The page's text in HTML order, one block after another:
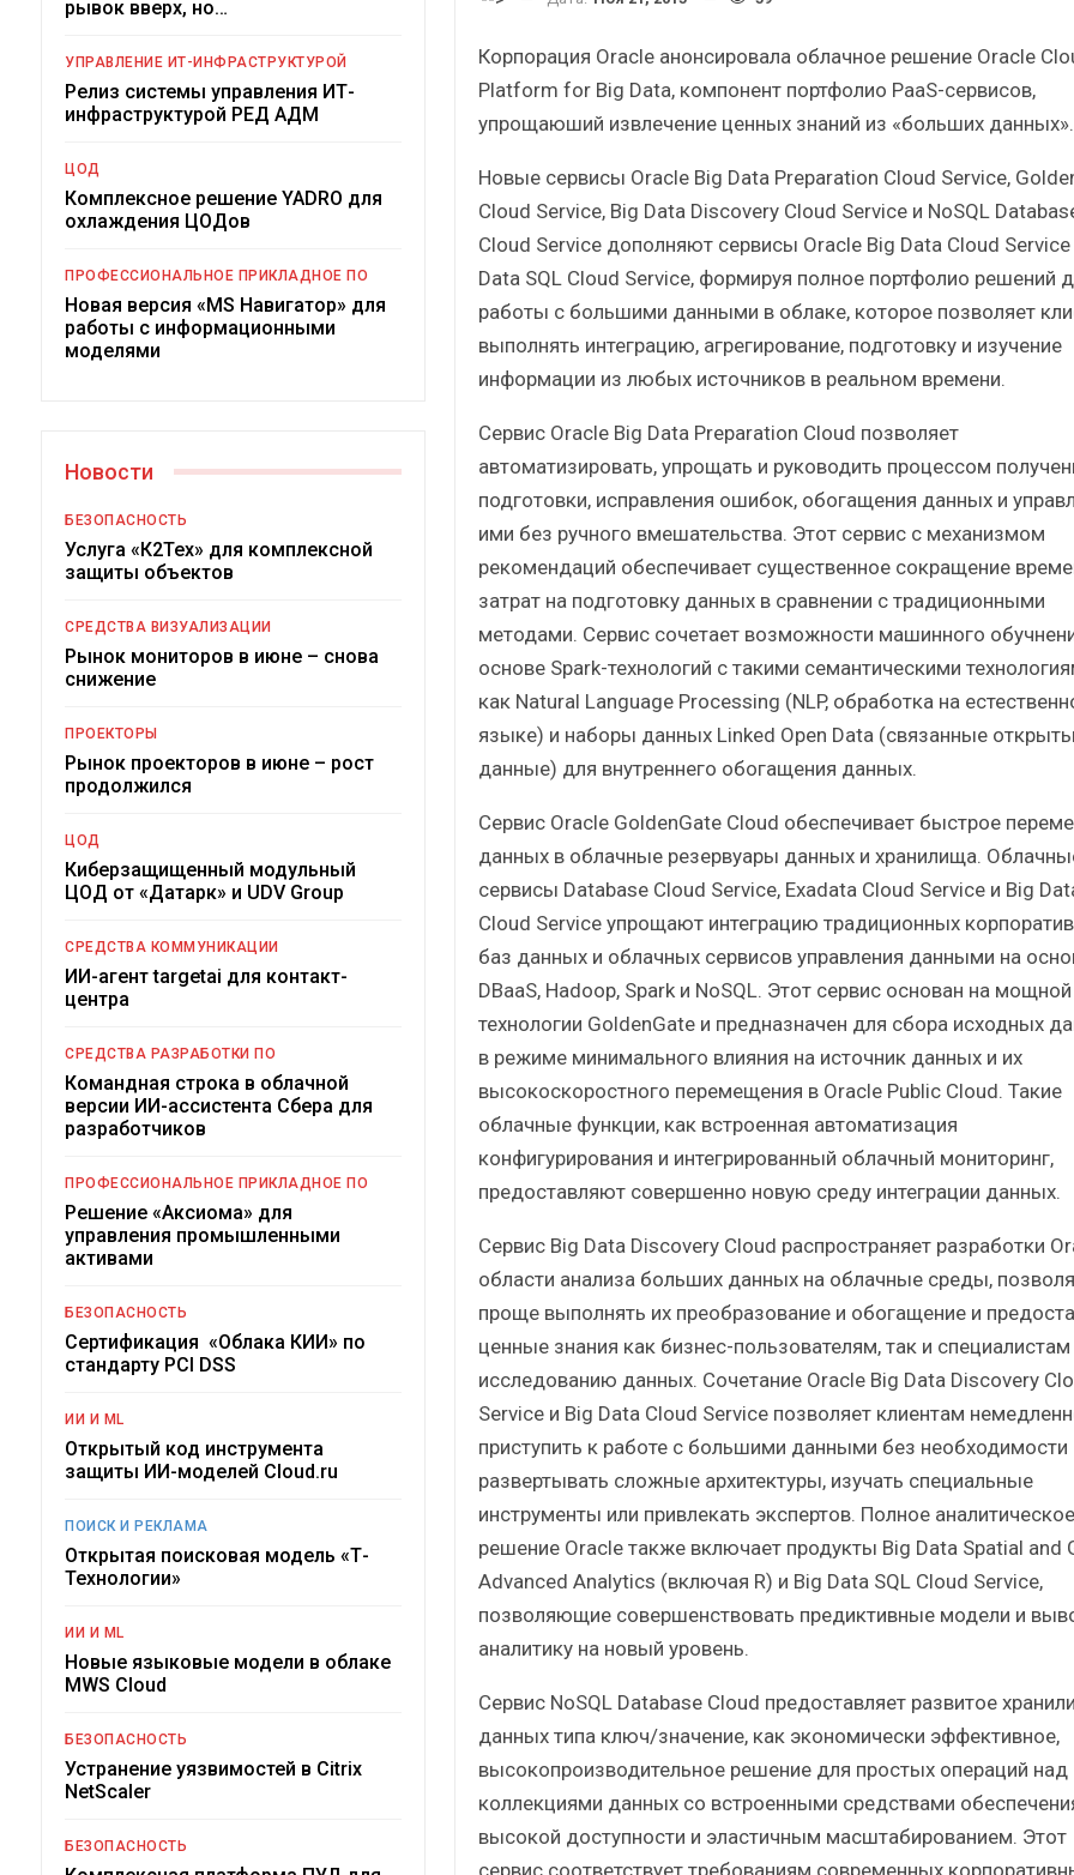
Корпорация Oracle анонсировала облачное решение Oracle
Platform for Big Data, компонент портфолио PaaS-сервисов,
упрощаюший извлечение ценных знаний из «больших данных».
Новые сервисы Oracle Big Data Preparation Cloud Service,
Cloud Service, Big Data Discovery Cloud Service и NoSQL
Cloud Service дополняют сервисы Oracle Big Data Cloud Service
Data SQL Cloud Service, формируя полное портфолио решений
работы с большими данными в облаке, которое позволяет
выполнять интеграцию, агрегирование, подготовку и изучение
информации из любых источников в реальном времени.
Сервис Oracle Big Data Preparation Cloud позволяет
автоматизировать, упрощать и руководить процессом
подготовки, исправления ошибок, обогащения данных и
ими без ручного вмешательства. Этот сервис с механизмом
рекомендаций обеспечивает существенное сокращение
затрат на подготовку данных в сравнении с традиционными
методами. Сервис сочетает возможности машинного
основе Spark-технологий с такими семантическими
как Natural Language Processing (NLP, обработка на
языке) и наборы данных Linked Open Data (связанные
данные) для внутреннего обогащения данных.
Сервис Oracle GoldenGate Cloud обеспечивает быстрое
данных в облачные резервуары данных и хранилища.
сервисы Database Cloud Service, Exadata Cloud Service и Big
Cloud Service упрощают интеграцию традиционных
баз данных и облачных сервисов управления данными на
DBaaS, Hadoop, Spark и NoSQL. Этот сервис основан на мощной
технологии GoldenGate и предназначен для сбора исходных
в режиме минимального влияния на источник данных и их
высокоскоростного перемещения в Oracle Public Cloud. Такие
облачные функции, как встроенная автоматизация
конфигурирования и интегрированный облачный мониторинг,
предоставляют совершенно новую среду интеграции данных.
Сервис Big Data Discovery Cloud распространяет разработки
области анализа больших данных на облачные среды,
проще выполнять их преобразование и обогащение и
ценные знания как бизнес-пользователям, так и специалистам
исследованию данных. Сочетание Oracle Big Data Discovery
Service и Big Data Cloud Service позволяет клиентам
приступить к работе с большими данными без необходимости
развертывать сложные архитектуры, изучать специальные
инструменты или привлекать экспертов. Полное аналитическое
решение Oracle также включает продукты Big Data Spatial and
Advanced Analytics (включая R) и Big Data SQL Cloud Service,
позволяющие совершенствовать предиктивные модели и
аналитику на новый уровень.
Сервис NoSQL Database Cloud предоставляет развитое
данных типа ключ/значение, как экономически эффективное,
высокопроизводительное решение для простых операций над
коллекциями данных со встроенными средствами
высокой доступности и эластичным масштабированием. Этот
сервис соответствует требованиям современных
рывок вверх, но…
УПРАВЛЕНИЕ ИТ-ИНФРАСТРУКТУРОЙ
Релиз системы управления ИТ-
инфраструктурой РЕД АДМ
ЦОД
Комплексное решение YADRO для
охлаждения ЦОДов
ПРОФЕССИОНАЛЬНОЕ ПРИКЛАДНОЕ ПО
Новая версия «MS Навигатор» для
работы с информационными
моделями
Новости
БЕЗОПАСНОСТЬ
Услуга «К2Тех» для комплексной
защиты объектов
СРЕДСТВА ВИЗУАЛИЗАЦИИ
Рынок мониторов в июне – снова
снижение
ПРОЕКТОРЫ
Рынок проекторов в июне – рост
продолжился
ЦОД
Киберзащищенный модульный
ЦОД от «Датарк» и UDV Group
СРЕДСТВА КОММУНИКАЦИИ
ИИ-агент targetai для контакт-
центра
СРЕДСТВА РАЗРАБОТКИ ПО
Командная строка в облачной
версии ИИ-ассистента Сбера для
разработчиков
ПРОФЕССИОНАЛЬНОЕ ПРИКЛАДНОЕ ПО
Решение «Аксиома» для
управления промышленными
активами
БЕЗОПАСНОСТЬ
Сертификация «Облака КИИ» по
стандарту PCI DSS
ИИ И ML
Открытый код инструмента
защиты ИИ-моделей Cloud.ru
ПОИСК И РЕКЛАМА
Открытая поисковая модель «Т-
Технологии»
ИИ И ML
Новые языковые модели в облаке
MWS Cloud
БЕЗОПАСНОСТЬ
Устранение уязвимостей в Citrix
NetScaler
БЕЗОПАСНОСТЬ
Краткий статистический
российский рынок ИБП?
Итоги и Бестселлеры
ИБП
Отрасль ИБП в депрессии?
Часть II.
ИБП
Самый
рынка